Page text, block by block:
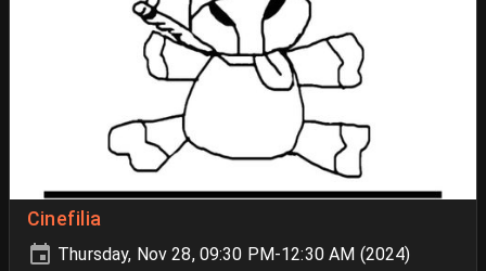
Cinefilia
Thursday, Nov 28, 09:30 PM-12:30 AM (2024)